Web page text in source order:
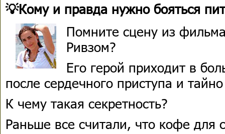
💡Кому и правда нужно бояться
Помните сцену из
Ривзом?
Его герой приходит в
после сердечного приступа и
К чему такая секретность?
Раньше все считали, что кофе для